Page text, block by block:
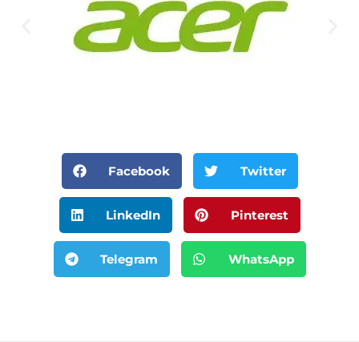
Facebook Twitter
LinkedIn Pinterest
Telegram WhatsApp